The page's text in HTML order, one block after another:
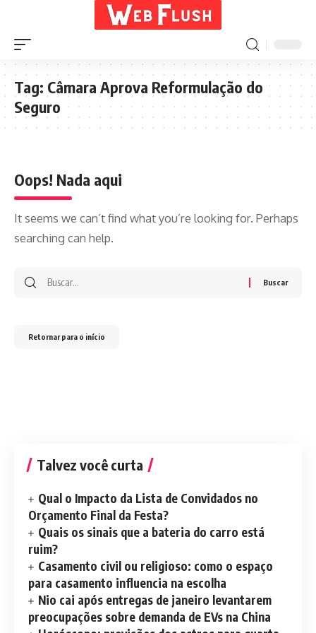
Tag:Câmara Aprova Reformulação do
Seguro
Oops! Nada aqui
It seems we can’t find what you’re looking for. Perhaps
searching can help.
Retornar para o início
Talvez você curta
Qual o Impacto da Lista de Convidados no
Orçamento Final da Festa?
Quais os sinais que a bateria do carro está
ruim?
Casamento civil ou religioso: como o espaço
para casamento influencia na escolha
Nio cai após entregas de janeiro levantarem
preocupações sobre demanda de EVs na China